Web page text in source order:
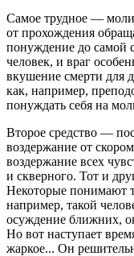
Самое трудное —
от прохождения
понуждение до самой
человек, и враг
вкушение смерти для
как, например,
понуждать себя на
Второе средство —
воздержание от
воздержание всех
и скверного. Тот и
Некоторые понимают
например, такой
осуждение ближних,
Но вот наступает
жаркое... Он